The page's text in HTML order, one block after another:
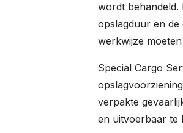
wordt behandeld.
opslagduur en de
werkwijze
Special Cargo
verpakte
en uitvoerbaar te